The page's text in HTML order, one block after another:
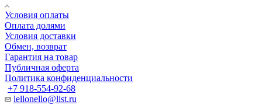
Условия оплаты
Оплата долями
Условия доставки
Обмен, возврат
Гарантия на товар
Публичная оферта
Политика конфиденциальности
+7 918-554-92-68
lellonello@list.ru